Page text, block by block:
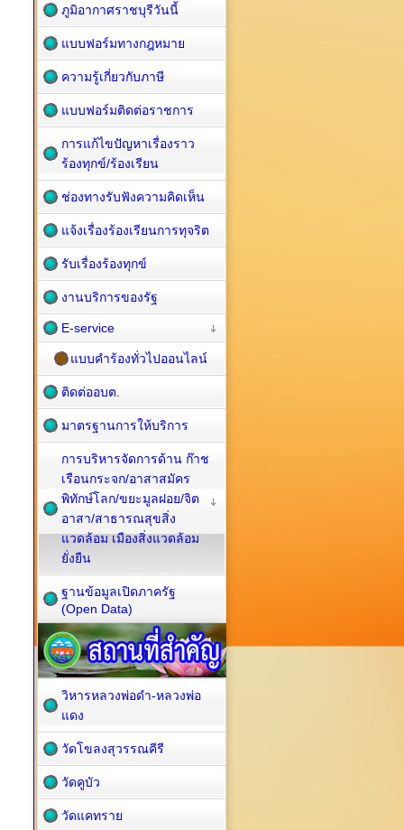
ภูมิอากาศราชบุรีวันนี้
แบบฟอร์มทางกฎหมาย
ความรู้เกี่ยวกับภาษี
แบบฟอร์มติดต่อราชการ
การแก้ไขปัญหาเรื่องราว
ร้องทุกข์/ร้องเรียน
ช่องทางรับฟังความคิดเห็น
แจ้งเรื่องร้องเรียนการทุจริต
รับเรื่องร้องทุกข์
งานบริการของรัฐ
E-service
แบบคำร้องทั่วไปออนไลน์
ติดต่ออบต.
มาตรฐานการให้บริการ
การบริหารจัดการด้าน ก๊าช
เรือนกระจก/อาสาสมัคร
พิทักษ์โลก/ขยะมูลฝอย/จิต
อาสา/สาธารณสุขสิ่ง
แวดล้อม เมืองสิ่งแวดล้อม
ยั่งยืน
ฐานข้อมูลเปิดภาครัฐ
(Open Data)
วิหารหลวงพ่อดำ-หลวงพ่อ
แดง
วัดโขลงสุวรรณคีรี
วัดคูบัว
วัดแคทราย